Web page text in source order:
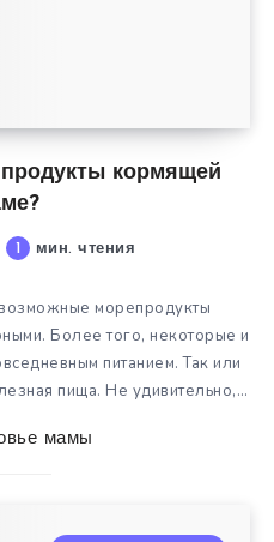
кормящей
1 мин. чтения
морепродукты
Более того, некоторые и
питанием. Так или
пища. Не удивительно,…
мамы